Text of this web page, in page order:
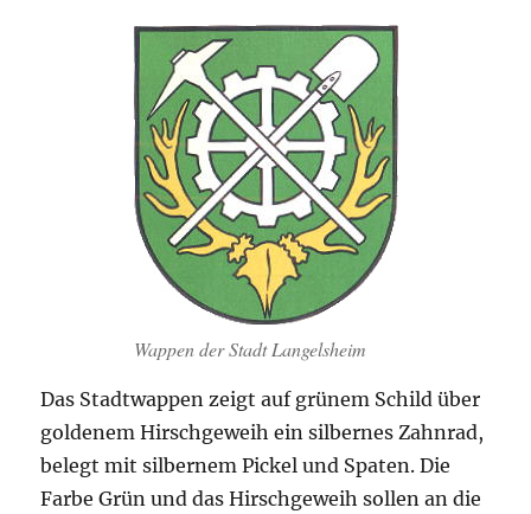
Wappen der Stadt Langelsheim
Das Stadtwappen zeigt auf grünem Schild über
goldenem Hirschgeweih ein silbernes Zahnrad,
belegt mit silbernem Pickel und Spaten. Die
Farbe Grün und das Hirschgeweih sollen an die